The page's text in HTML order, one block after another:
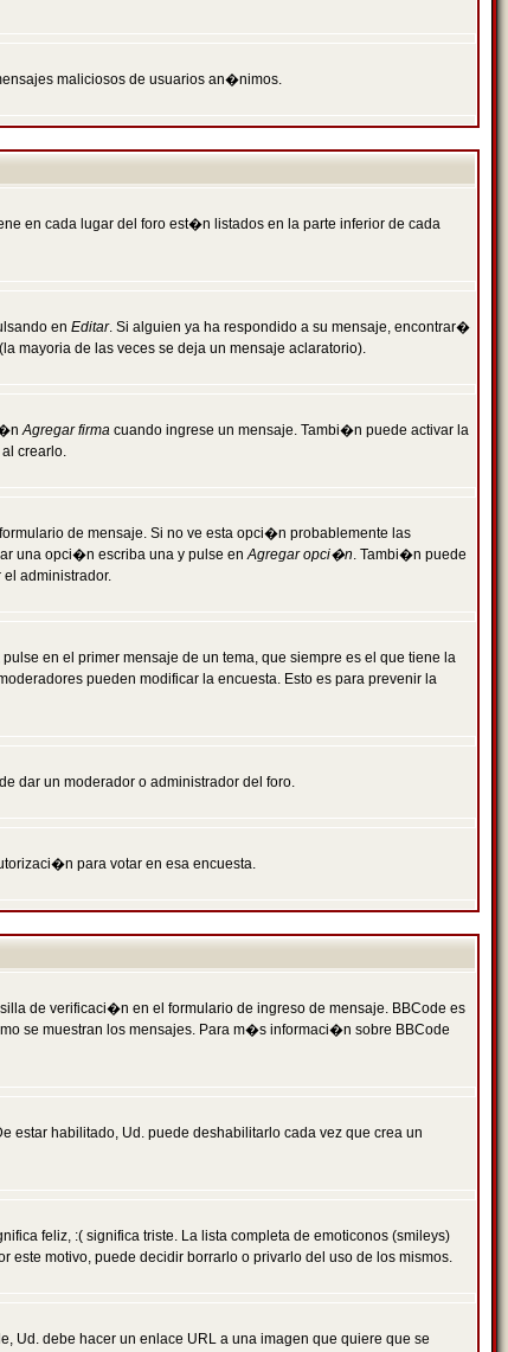
maliciosos de usuarios an�nimos.
en cada lugar del foro est�n listados en la parte inferior de cada
en Editar. Si alguien ya ha respondido a su mensaje, encontrar�
mayoria de las veces se deja un mensaje aclaratorio).
Agregar firma cuando ingrese un mensaje. Tambi�n puede activar la
crearlo.
de mensaje. Si no ve esta opci�n probablemente las
una opci�n escriba una y pulse enAgregar opci�n. Tambi�n puede
administrador.
en el primer mensaje de un tema, que siempre es el que tiene la
pueden modificar la encuesta. Esto es para prevenir la
dar un moderador o administrador del foro.
para votar en esa encuesta.
de verificaci�n en el formulario de ingreso de mensaje. BBCode es
se muestran los mensajes. Para m�s informaci�n sobre BBCode
habilitado, Ud. puede deshabilitarlo cada vez que crea un
feliz, :( significa triste. La lista completa de emoticonos (smileys)
motivo, puede decidir borrarlo o privarlo del uso de los mismos.
Ud. debe hacer un enlace URL a una imagen que quiere que se